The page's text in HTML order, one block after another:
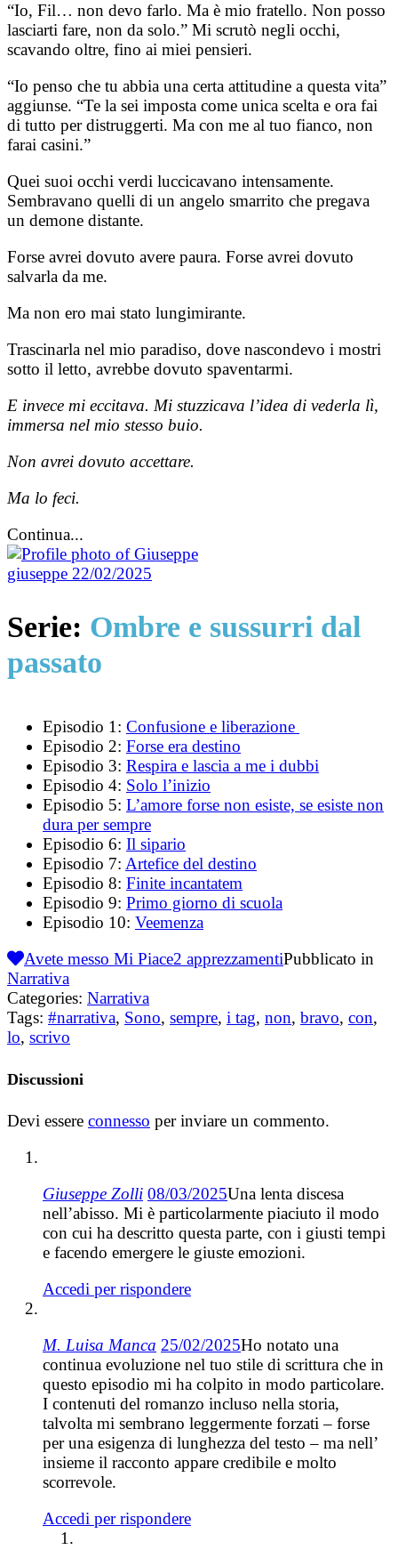
“Io, Fil… non devo farlo. Ma è mio fratello. Non posso
lasciarti fare, non da solo.” Mi scrutò negli occhi,
scavando oltre, fino ai miei pensieri.
“Io penso che tu abbia una certa attitudine a questa vita”
aggiunse. “Te la sei imposta come unica scelta e ora fai
di tutto per distruggerti. Ma con me al tuo fianco, non
farai casini.”
Quei suoi occhi verdi luccicavano intensamente.
Sembravano quelli di un angelo smarrito che pregava
un demone distante.
Forse avrei dovuto avere paura. Forse avrei dovuto
salvarla da me.
Ma non ero mai stato lungimirante.
Trascinarla nel mio paradiso, dove nascondevo i mostri
sotto il letto, avrebbe dovuto spaventarmi.
E invece mi eccitava. Mi stuzzicava l’idea di vederla lì,
immersa nel mio stesso buio.
Non avrei dovuto accettare.
Ma lo feci.
Continua...
giuseppe 22/02/2025
Serie: Ombre e sussurri dal
passato
Episodio 1: Confusione e liberazione
Episodio 2: Forse era destino
Episodio 3: Respira e lascia a me i dubbi
Episodio 4: Solo l’inizio
Episodio 5: L’amore forse non esiste, se esiste non
dura per sempre
Episodio 6: Il sipario
Episodio 7: Artefice del destino
Episodio 8: Finite incantatem
Episodio 9: Primo giorno di scuola
Episodio 10: Veemenza
Avete messo Mi Piace2 apprezzamentiPubblicato in
Narrativa
Categories: Narrativa
Tags: #narrativa, Sono, sempre, i tag, non, bravo, con,
lo, scrivo
Discussioni
Devi essere connesso per inviare un commento.
Giuseppe Zolli 08/03/2025Una lenta discesa
nell’abisso. Mi è particolarmente piaciuto il modo
con cui ha descritto questa parte, con i giusti tempi
e facendo emergere le giuste emozioni.
Accedi per rispondere
M. Luisa Manca 25/02/2025Ho notato una
continua evoluzione nel tuo stile di scrittura che in
questo episodio mi ha colpito in modo particolare.
I contenuti del romanzo incluso nella storia,
talvolta mi sembrano leggermente forzati – forse
per una esigenza di lunghezza del testo – ma nell’
insieme il racconto appare credibile e molto
scorrevole.
Accedi per rispondere